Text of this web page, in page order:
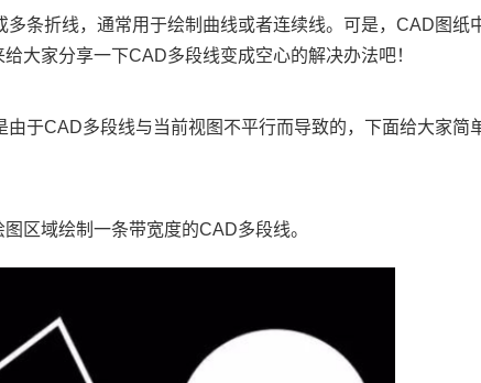
多条折线，通常用于绘制曲线或者连续线。可是，CAD图纸
给大家分享一下CAD多段线变成空心的解决办法吧！
由于CAD多段线与当前视图不平行而导致的，下面给大家简
区域绘制一条带宽度的CAD多段线。